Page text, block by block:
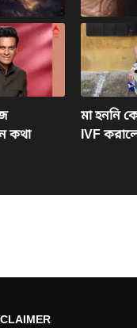
কথা
মা হননি
IVF